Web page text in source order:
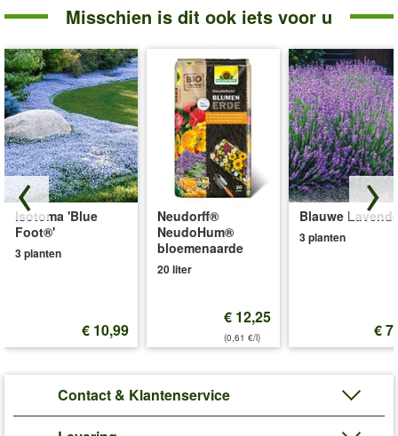
Misschien is dit ook iets voor u
Isotoma 'Blue
Foot®'
3 planten
€ 10,99
Neudorff®
NeudoHum®
bloemenaarde
20 liter
€ 12,25
(0,61 €/l)
Blauwe
3 planten
€
Contact & Klantenservice